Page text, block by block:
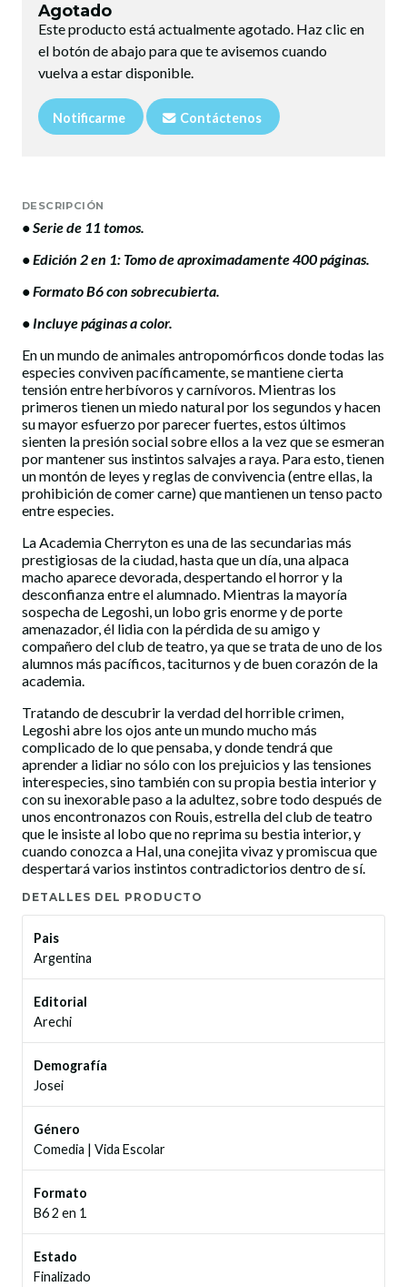
Agotado
Este producto está actualmente agotado. Haz clic en
el botón de abajo para que te avisemos cuando
vuelva a estar disponible.
Notificarme Contáctenos
DESCRIPCIÓN
• Serie de 11 tomos.
• Edición 2 en 1: Tomo de aproximadamente 400 páginas.
• Formato B6 con sobrecubierta.
​• Incluye páginas a color.
En un mundo de animales antropomórficos donde todas las
especies conviven pacíficamente, se mantiene cierta
tensión entre herbívoros y carnívoros. Mientras los
primeros tienen un miedo natural por los segundos y hacen
su mayor esfuerzo por parecer fuertes, estos últimos
sienten la presión social sobre ellos a la vez que se esmeran
por mantener sus instintos salvajes a raya. Para esto, tienen
un montón de leyes y reglas de convivencia (entre ellas, la
prohibición de comer carne) que mantienen un tenso pacto
entre especies.
La Academia Cherryton es una de las secundarias más
prestigiosas de la ciudad, hasta que un día, una alpaca
macho aparece devorada, despertando el horror y la
desconfianza entre el alumnado. Mientras la mayoría
sospecha de Legoshi, un lobo gris enorme y de porte
amenazador, él lidia con la pérdida de su amigo y
compañero del club de teatro, ya que se trata de uno de los
alumnos más pacíficos, taciturnos y de buen corazón de la
academia.
Tratando de descubrir la verdad del horrible crimen,
Legoshi abre los ojos ante un mundo mucho más
complicado de lo que pensaba, y donde tendrá que
aprender a lidiar no sólo con los prejuicios y las tensiones
interespecies, sino también con su propia bestia interior y
con su inexorable paso a la adultez, sobre todo después de
unos encontronazos con Rouis, estrella del club de teatro
que le insiste al lobo que no reprima su bestia interior, y
cuando conozca a Hal, una conejita vivaz y promiscua que
despertará varios instintos contradictorios dentro de sí.
DETALLES DEL PRODUCTO
Pais
Argentina
Editorial
Arechi
Demografía
Josei
Género
Comedia | Vida Escolar
Formato
B6 2 en 1
Estado
Finalizado